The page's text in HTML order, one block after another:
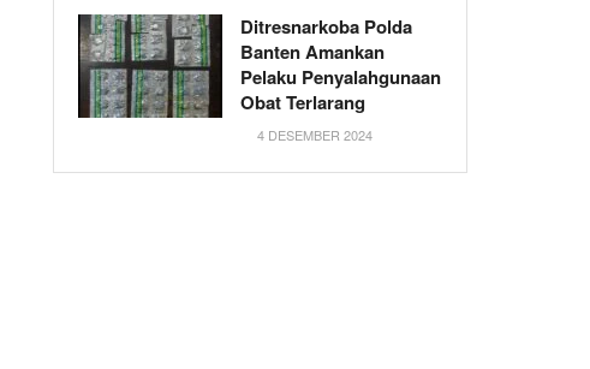
Ditresnarkoba Polda
Banten Amankan
Pelaku Penyalahgunaan
Obat Terlarang
4 DESEMBER 2024